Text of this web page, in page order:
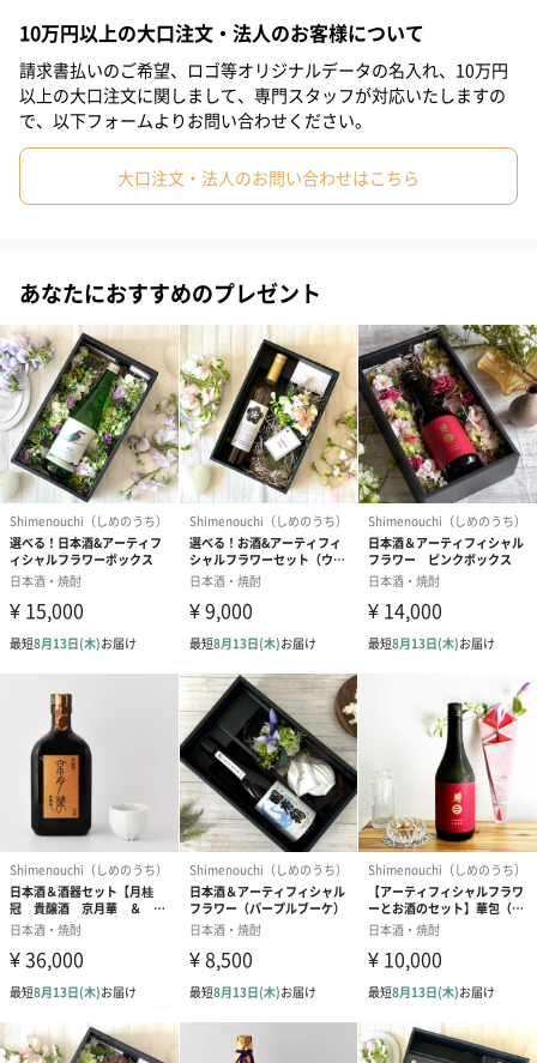
数多ある日本酒と肴の邂逅に器の魅力を合わせ独創的に伝える伝
道師である
酒数奇者（さけすきしゃ）佐々木達郎氏監修。
発泡性の日本酒に合わせて厳選したのは、田村一作の杯。
器で変わる味わいをお楽しみください。
【酒数寄者・佐々木達郎氏のコメント】
伝統技法で作られた爽快にして調和のある発泡の日本酒。きりり
とした旨さは同じくきりりと立ち上がるこの杯で味わいたいもの
です。
するりと手に収まる美しさと使いやすさの接点。酒を飲む器の魅
力、その一端がここに表れているのです。
■サイズ：高さ80mmX直径60mm
■作家：田村 一（TAMURA Hajime）
陶芸作家 / 秋田県在住
1973年 秋田県生まれ
2000年 早稲田大学大学院修了後、東京で作家活動を開始
2002年 栃木県芳賀郡益子町に移り制作
2011年 秋田県に戻り、現在に至る
■主な個展
ギャラリー無垢里 / 東京（2004～）
ココラボラトリー / 秋田（2008～）
graf / 大阪（2008, 11）
うつわクウ / 兵庫（2009, 11）
PLAIN PEOPLE / 東京（2010, 12, 14〜18）
TKGセラミックス / 京都（2012）
白白庵 / 東京（2017）
#同僚女性 #上司男性 #上司女性 #祖父 #祖母 #母親
#父親 #妻 #夫 #女性 #男性 #男友達 #女友達
#60代 #70代 #80代 #90代
10万円以上の大口注文・法人のお客様について
請求書払いのご希望、ロゴ等オリジナルデータの名入れ、10万円
以上の大口注文に関しまして、専門スタッフが対応いたしますの
で、以下フォームよりお問い合わせください。
大口注文・法人のお問い合わせはこちら
あなたにおすすめのプレゼント